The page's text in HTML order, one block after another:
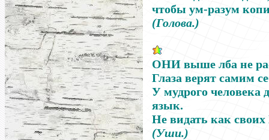
чтобы ум-разум
(Голова.)
ОНИ выше лба не
Глаза верят самим
У мудрого человека
язык.
Не видать как своих
(Уши.)